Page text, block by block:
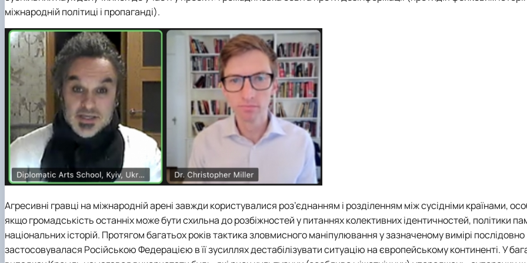
Фотостудія
Телестудія
Галерея відомих випускників
Відповідальні за інформаційне наповнення веб-сторінки факультету
Виховна робота
Пам'яті студентів та випускників факультету – захисників України
Вартість навчання
Центр профорієнтаційної роботи та сприяння працевлаштуванню студентської молоді
ДЕНЬ ВІДКРИТИХ ДВЕРЕЙ
Старостат
Електронні навчальні курси (Elearn)
Наукові школи
Кафедра фізичної культури і спорту
Кафедра філософії та міжнародної комунікації
Кафедра психології
Кафедра культурології
міжнародній політиці і пропаганді).
Агресивні гравці на міжнародній арені завжди користувалися роз’єднанням і розділенням між сусідніми країнами,
якщо громадськість останніх може бути схильна до розбіжностей у питаннях колективних ідентичностей, політики
національних історій. Протягом багатьох років тактика зловмисного маніпулювання у зазначеному вимірі послідовно
застосовувалася Російською Федерацією в її зусиллях дестабілізувати ситуацію на європейському континенті. У